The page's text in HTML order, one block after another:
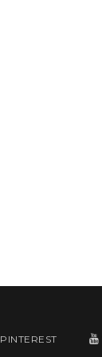
PINTEREST